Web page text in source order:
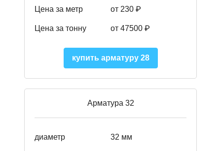
Цена за метр от 230 ₽
Цена за тонну от 47500 ₽
купить арматуру 28
Арматура 32
диаметр 32 мм